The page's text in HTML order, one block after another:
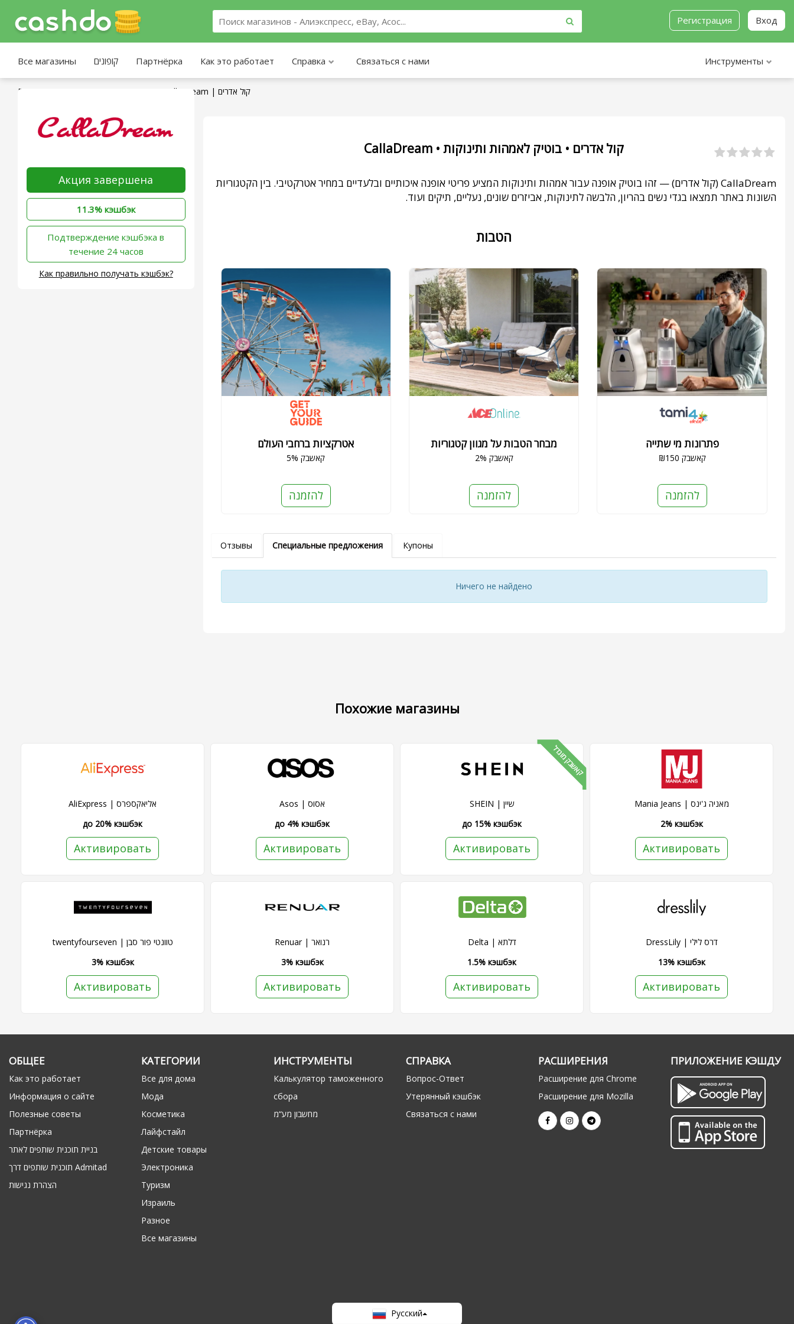
Регистрация Вход
Все магазины קופונים Партнёрка Как это работает Справка Связаться с нами Инструменты
Главная страница CallaDream | קול אדרים
Акция завершена
11.3% кэшбэк
‫Подтверждение кэшбэка в
течение 24 часов
Как правильно получать кэшбэк?
CallaDream • קול אדרים • בוטיק לאמהות ותינוקות
CallaDream (קול אדרים) — זהו בוטיק אופנה עבור אמהות ותינוקות המציע פריטי אופנה איכותיים ובלעדיים במחיר אטרקטיבי. בין הקטגוריות
השונות באתר תמצאו בגדי נשים בהריון, הלבשה לתינוקות, אביזרים שונים, נעליים, תיקים ועוד.
הטבות
אטרקציות ברחבי העולם
5% קאשבק
להזמנה
מבחר הטבות על מגוון קטגוריות
2% קאשבק
להזמנה
פתרונות מי שתייה
₪150 קאשבק
להזמנה
Отзывы Специальные предложения Купоны
Ничего не найдено
Похожие магазины
AliExpress | אליאקספרס
до 20% кэшбэк
Активировать
Asos | אסוס
до 4% кэшбэк
Активировать
קאשבק מוגדל
SHEIN | שיין
до 15% кэшбэк
Активировать
Mania Jeans | מאניה ג'ינס
2% кэшбэк
Активировать
twentyfourseven | טוונטי פור סבן
3% кэшбэк
Активировать
Renuar | רנואר
3% кэшбэк
Активировать
Delta | דלתא
1.5% кэшбэк
Активировать
DressLily | דרס לילי
13% кэшбэк
Активировать
ОБЩЕЕ
Как это работает
Информация о сайте
Полезные советы
Партнёрка
בניית תוכנית שותפים לאתר
תוכנית שותפים דרך Admitad
הצהרת נגישות
КАТЕГОРИИ
Все для дома
Мода
Косметика
Лайфстайл
Детские товары
Электроника
Туризм
Израиль
Разное
Все магазины
ИНСТРУМЕНТЫ
Калькулятор таможенного
сбора
מחשבון מע“מ
СПРАВКА
Вопрос-Ответ
Утерянный кэшбэк
Связаться с нами
РАСШИРЕНИЯ
Расширение для Chrome
Расширение для Mozilla
ПРИЛОЖЕНИЕ КЭШДУ
Русский